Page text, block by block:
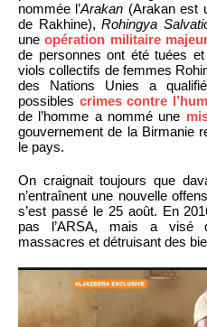
nommée l’Arakan (Arakan est
de Rakhine),Rohingya
uneopération militaire
de personnes ont été tuées
viols collectifs de femmes
des Nations Unies a
possibles crimes contre
de l’homme a nommé une
gouvernement de la Birmanie
le pays.
On craignait toujours que
n’entraînent une nouvelle
s’est passé le 25 août. En
pas l’ARSA, mais a visé
massacres et détruisant des